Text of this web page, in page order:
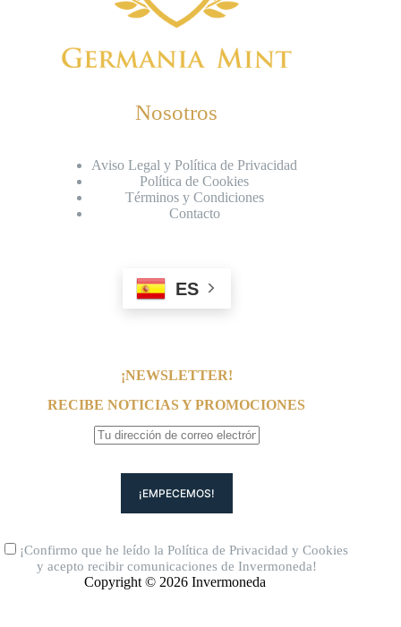
Nosotros
Aviso Legal y Política de Privacidad
Política de Cookies
Términos y Condiciones
Contacto
ES
¡NEWSLETTER!
RECIBE NOTICIAS Y PROMOCIONES
¡Confirmo que he leído laPolítica de Privacidad yCookies
y acepto recibir comunicaciones de Invermoneda!
Copyright © 2026 Invermoneda